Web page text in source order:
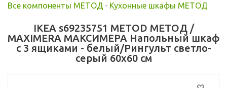
Все компоненты МЕТОД - Кухонные шкафы МЕТОД
IKEA s69235751 METOD МЕТОД /
MAXIMERA МАКСИМЕРА Напольный шкаф
с 3 ящиками - белый/Рингульт светло-
серый 60x60 см